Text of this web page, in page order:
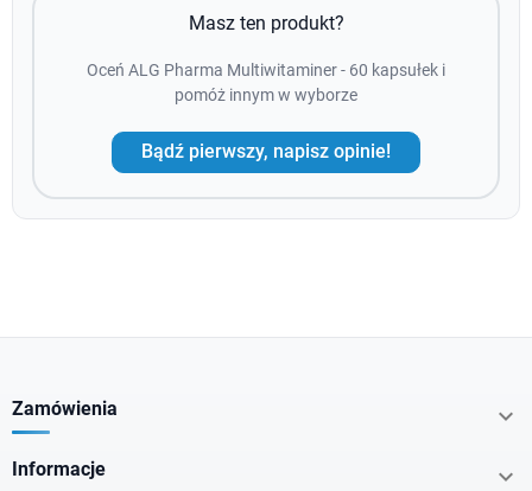
Masz ten produkt?
Oceń ALG Pharma Multiwitaminer - 60 kapsułek i
pomóż innym w wyborze
Bądź pierwszy, napisz opinie!
Zamówienia 
Informacje 